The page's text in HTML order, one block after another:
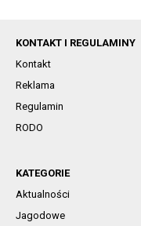
KONTAKT I REGULAMINY
Kontakt
Reklama
Regulamin
RODO
KATEGORIE
Aktualności
Jagodowe